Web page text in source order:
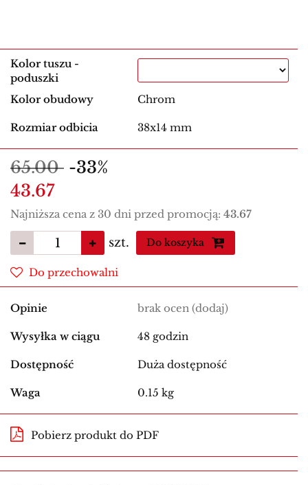
Kolor tuszu -
poduszki
Kolor obudowy
Chrom
Rozmiar odbicia 38x14 mm
65.00 -33%
43.67
Najniższa cena z 30 dni przed promocją: 43.67
szt. Do koszyka
Do przechowalni
Opinie brak ocen (dodaj)
Wysyłka w ciągu 48 godzin
Dostępność Duża dostępność
Waga 0.15 kg
Pobierz produkt do PDF